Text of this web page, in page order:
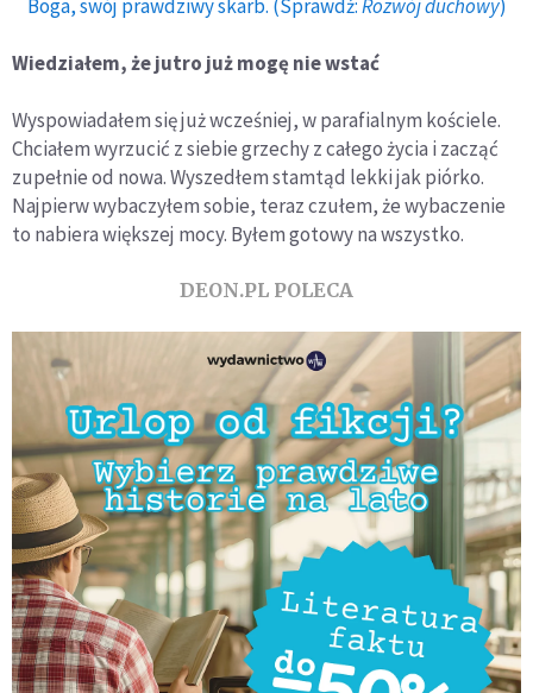
Boga, swój prawdziwy skarb. (Sprawdź:Rozwój duchowy)
Wiedziałem, że jutro już mogę nie wstać
Wyspowiadałem się już wcześniej, w parafialnym kościele.
Chciałem wyrzucić z siebie grzechy z całego życia i zacząć
zupełnie od nowa. Wyszedłem stamtąd lekki jak piórko.
Najpierw wybaczyłem sobie, teraz czułem, że wybaczenie
to nabiera większej mocy. Byłem gotowy na wszystko.
DEON.PL POLECA